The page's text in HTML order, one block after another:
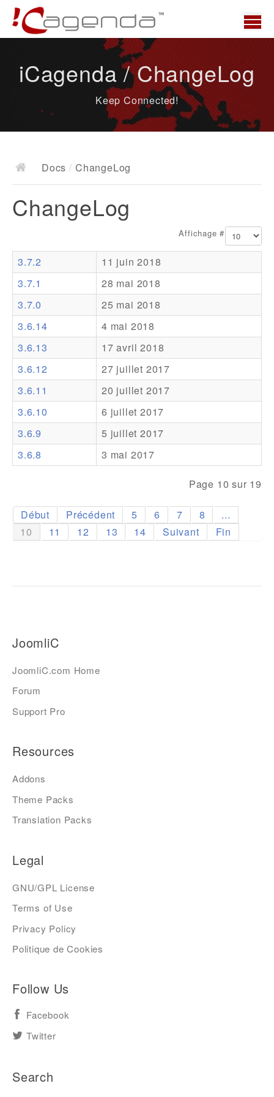
News
Docs
Documentation
Ressources
Addons
Theme Packs
Translation Packs
Support
Forum
Support Pro
iCagenda / ChangeLog
Keep Connected!
Docs / ChangeLog
ChangeLog
Affichage #
3.7.2
11 juin 2018
3.7.1
28 mai 2018
3.7.0
25 mai 2018
3.6.14
4 mai 2018
3.6.13
17 avril 2018
3.6.12
27 juillet 2017
3.6.11
20 juillet 2017
3.6.10
6 juillet 2017
3.6.9
5 juillet 2017
3.6.8
3 mai 2017
Page 10 sur 19
Début Précédent 5 6 7 8
...
10
11 12 13 14 Suivant Fin
JoomliC
JoomliC.com Home
Forum
Support Pro
Resources
Addons
Theme Packs
Translation Packs
Legal
GNU/GPL License
Terms of Use
Privacy Policy
Politique de Cookies
Follow Us
Facebook
Twitter
Search